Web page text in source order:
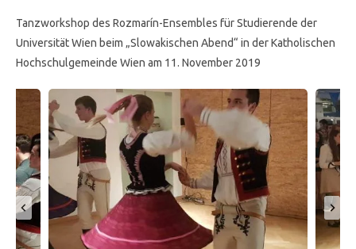
Tanzworkshop des Rozmarín-Ensembles für Studierende der
Universität Wien beim „Slowakischen Abend“ in der Katholischen
Hochschulgemeinde Wien am 11. November 2019